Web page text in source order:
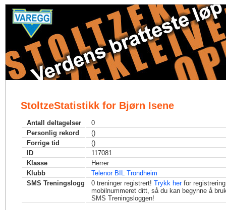
StoltzeStatistikk for Bjørn Isene
Antall deltagelser
0
Personlig rekord
()
Forrige tid
()
ID
117081
Klasse
Herrer
Klubb
Telenor BIL Trondheim
SMS Treningslogg
0 treninger registrert! Trykk herfor
mobilnummeret ditt, så du kan begynne å
SMS Treningsloggen!